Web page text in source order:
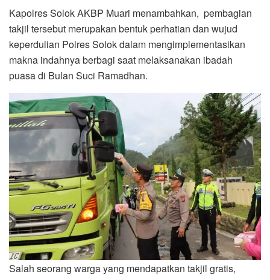
Kapolres Solok AKBP Muari menambahkan, pembagian
takjil tersebut merupakan bentuk perhatian dan wujud
keperdulian Polres Solok dalam mengimplementasikan
makna indahnya berbagi saat melaksanakan ibadah
puasa di Bulan Suci Ramadhan.
Salah seorang warga yang mendapatkan takjil gratis,